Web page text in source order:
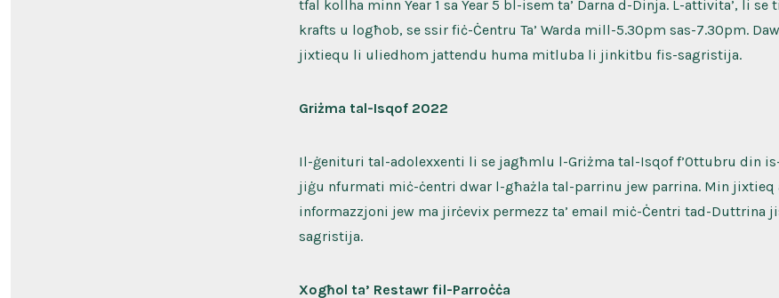
tfal kollha minn Year 1 sa Year 5 bl-isem ta’ Darna d-Dinja. L-attivita’, li
krafts u logħob, se ssir fiċ-Ċentru Ta’ Warda mill-5.30pm sas-7.30pm.
jixtiequ li uliedhom jattendu huma mitluba li jinkitbu fis-sagristija.
Griżma tal-Isqof 2022
Il-ġenituri tal-adolexxenti li se jagħmlu l-Griżma tal-Isqof f’Ottubru din
jiġu nfurmati miċ-ċentri dwar l-għażla tal-parrinu jew parrina. Min jixtieq
informazzjoni jew ma jirċevix permezz ta’ email miċ-Ċentri tad-Duttrina
sagristija.
Xogħol ta’ Restawr fil-Parroċċa